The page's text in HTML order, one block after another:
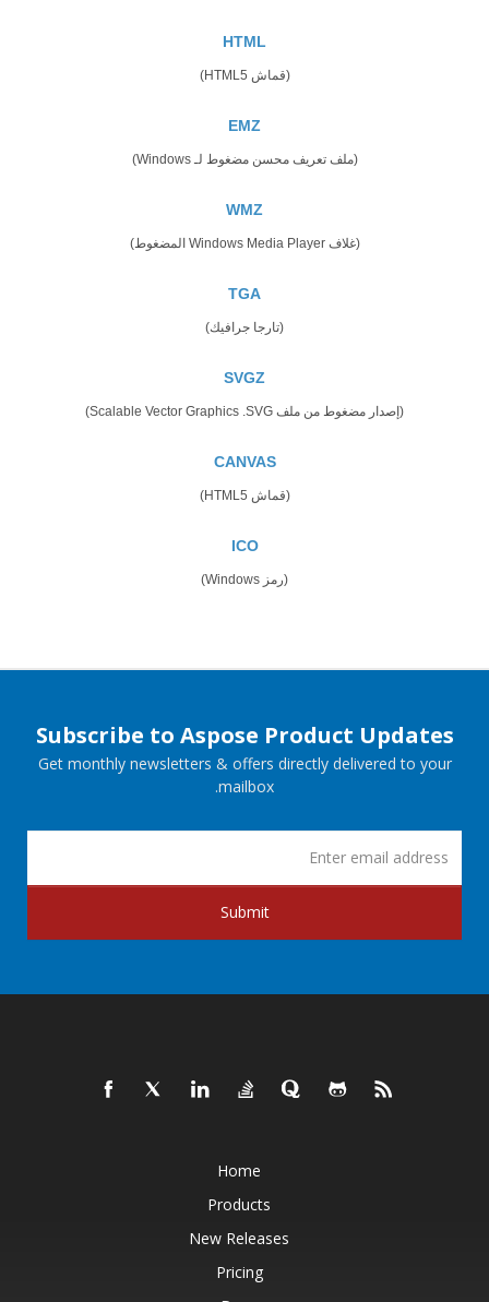
HTML
(قماش HTML5)
EMZ
(ملف تعريف محسن مضغوط لـ Windows)
WMZ
(غلاف Windows Media Player المضغوط)
TGA
(تارجا جرافيك)
SVGZ
(إصدار مضغوط من ملف Scalable Vector Graphics .SVG)
CANVAS
(قماش HTML5)
ICO
(رمز Windows)
Subscribe to Aspose Product Updates
Get monthly newsletters & offers directly delivered to your
mailbox.
Submit
Home
Products
New Releases
Pricing